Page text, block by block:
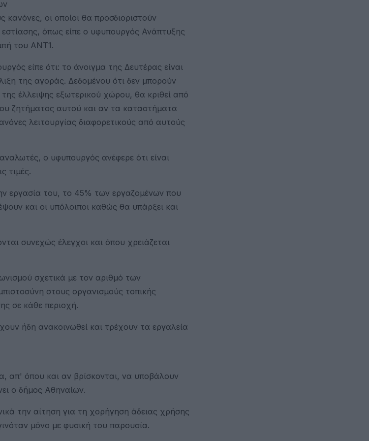
οι οποίοι θα προσδιοριστούν
όπως είπε ο υφυπουργός Ανάπτυξης
του ΑΝΤ1.
είπε ότι: το άνοιγμα της Δευτέρας είναι
της αγοράς. Δεδομένου ότι δεν μπορούν
έλλειψης εξωτερικού χώρου, θα κριθεί από
ζητήματος αυτού και αν τα καταστήματα
λειτουργίας διαφορετικούς από αυτούς
ο υφυπουργός ανέφερε ότι είναι
τιμές.
εργασία του, το 45% των εργαζομένων που
και οι υπόλοιποι καθώς θα υπάρξει και
συνεχώς έλεγχοι και όπου χρειάζεται
σχετικά με τον αριθμό των
στους οργανισμούς τοπικής
σε κάθε περιοχή.
ήδη ανακοινωθεί και τρέχουν τα εργαλεία
απ' όπου και αν βρίσκονται, να υποβάλουν
ο δήμος Αθηναίων.
την αίτηση για τη χορήγηση άδειας χρήσης
μόνο με φυσική του παρουσία.